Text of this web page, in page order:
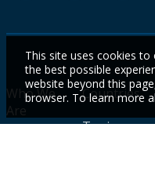
Who We
Are
Countries
Topics
This site uses cookies
the best possible
website beyond this
browser. To learn more